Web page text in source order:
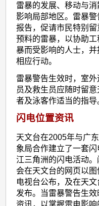
雷暴的发展、移动与
影响局部地区。雷暴
报告，促请市民特别
预料的雷暴，以协助
暴而受影响的人士，
相应行动。
雷暴警告生效时，室
员及救生员应随时留
者及泳客作适当的指导
闪电位置资讯
天文台在2005年与广
象局合作建立了一套
江三角洲的闪电活动
会在天文台的网页以图
电视台公布，及在天
发布。当雷暴警告生